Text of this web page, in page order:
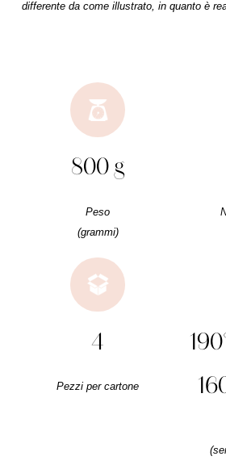
differente da come illustrato, in quanto è
800 g
Peso
(grammi)
4
Pezzi per cartone